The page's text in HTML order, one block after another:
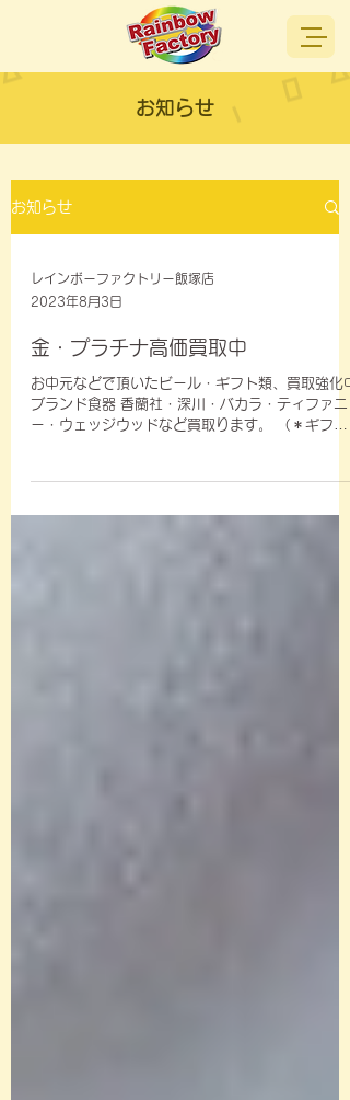
お知らせ
レインボーファクトリー飯塚店
2023年8月3日
金・プラチナ高価買取中
お中元などで頂いたビール・ギフト類、買取強化中
ブランド食器 香蘭社・深川・バカラ・ティファニ
ー・ウェッジウッドなど買取ります。 （＊ギフト
お知らせ